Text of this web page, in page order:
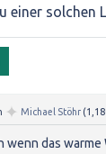
einer solchen
✦ Michael Stöhr (
wenn das